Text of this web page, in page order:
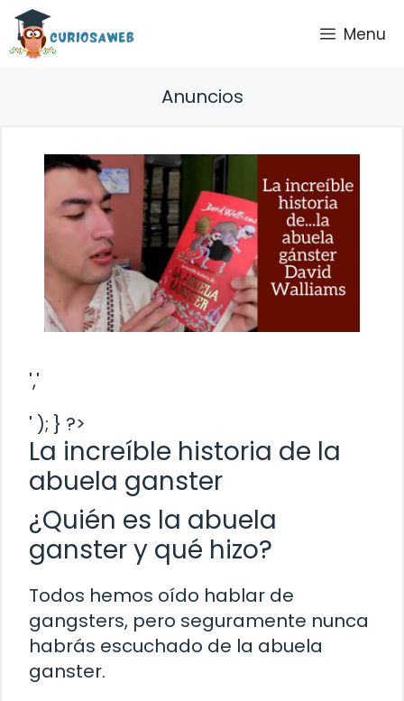
Saltar
contenido
Menu
Anuncios
','
' ); } ?>
La increíble historia de la
abuela ganster
¿Quién es la abuela
ganster y qué hizo?
Todos hemos oído hablar de
gangsters, pero seguramente nunca
habrás escuchado de la abuela
ganster.